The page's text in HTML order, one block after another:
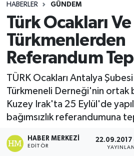
HABERLER GÜNDEM
Türk Ocakları Ve
Türkmenlerden
Referandum
TÜRK Ocakları Antalya
Türkmeneli Derneği'nin ortak
Kuzey Irak'ta 25 Eylül'de
bağımsızlık referandumuna
HABER MERKEZI
EDITÖR
22.09.2017